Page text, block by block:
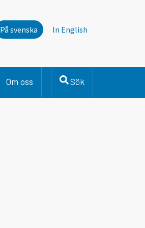
På svenska In English
Om oss Sök